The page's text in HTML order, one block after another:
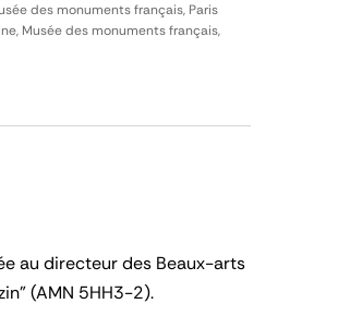
des monuments français, Paris
Musée des monuments français,
au directeur des Beaux-arts
(AMN 5HH3-2).